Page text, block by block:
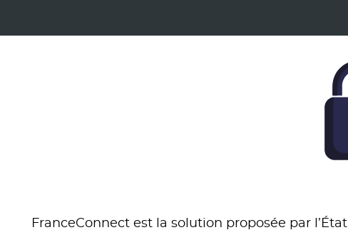
FranceConnect est la solution proposée par